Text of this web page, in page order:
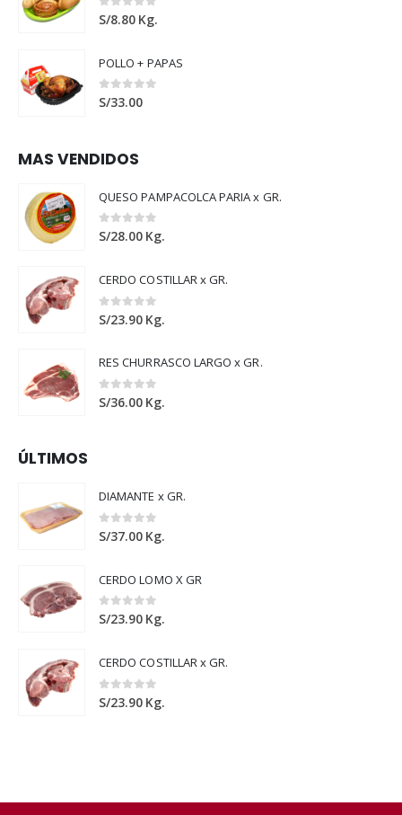
0out of 5
S/8.80 Kg.
POLLO + PAPAS
0out of 5
S/33.00
MAS VENDIDOS
QUESO PAMPACOLCA PARIA x GR.
0out of 5
S/28.00 Kg.
CERDO COSTILLAR x GR.
0out of 5
S/23.90 Kg.
RES CHURRASCO LARGO x GR.
0out of 5
S/36.00 Kg.
ÚLTIMOS
DIAMANTE x GR.
0out of 5
S/37.00 Kg.
CERDO LOMO X GR
0out of 5
S/23.90 Kg.
CERDO COSTILLAR x GR.
0out of 5
S/23.90 Kg.